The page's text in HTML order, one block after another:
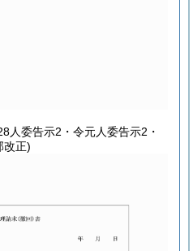
人委告示2・令元人委告示2・
改正)